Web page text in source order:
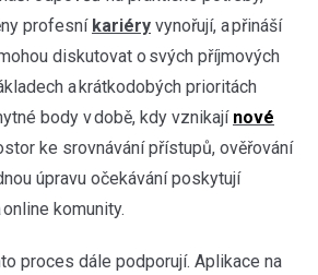
profesní kariéry vynořují, a přináší
diskutovat o svých příjmových
a krátkodobých prioritách
body v době, kdy vznikají nové
ke srovnávání přístupů, ověřování
úpravu očekávání poskytují
komunity.
proces dále podporují. Aplikace na